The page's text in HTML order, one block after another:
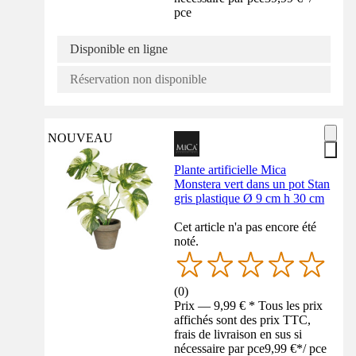
pce
Disponible en ligne
Réservation non disponible
NOUVEAU
Plante artificielle Mica
Monstera vert dans un pot Stan
gris plastique Ø 9 cm h 30 cm
Cet article n'a pas encore été
noté.
(0)
Prix — 9,99 € * Tous les prix
affichés sont des prix TTC,
frais de livraison en sus si
nécessaire par pce9,99 €*/ pce